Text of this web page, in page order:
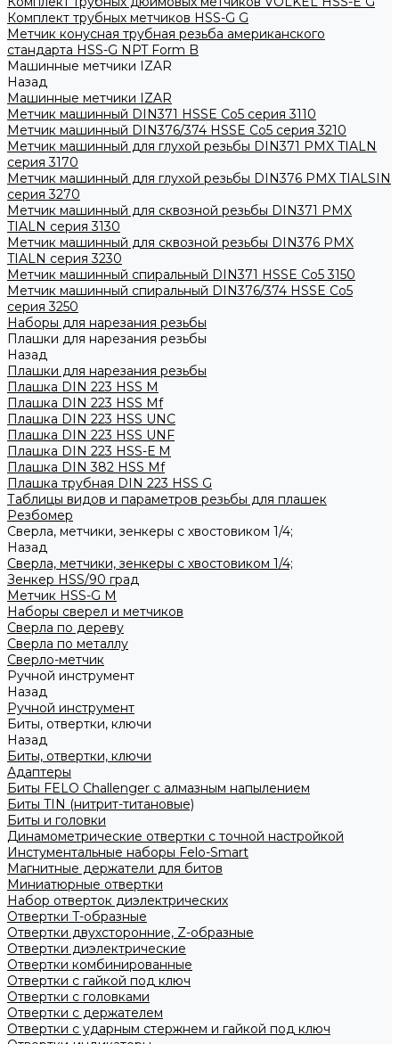
Комплект трубных метчиков HSS-G G
Метчик конусная трубная резьба американского
стандарта HSS-G NPT Form B
Машинные метчики IZAR
Назад
Машинные метчики IZAR
Метчик машинный DIN371 HSSE Co5 серия 3110
Метчик машинный DIN376/374 HSSE Co5 серия 3210
Метчик машинный для глухой резьбы DIN371 PMX TIALN
серия 3170
Метчик машинный для глухой резьбы DIN376 PMX TIALSIN
серия 3270
Метчик машинный для сквозной резьбы DIN371 PMX
TIALN серия 3130
Метчик машинный для сквозной резьбы DIN376 PMX
TIALN серия 3230
Метчик машинный спиральный DIN371 HSSE Co5 3150
Метчик машинный спиральный DIN376/374 HSSE Co5
серия 3250
Наборы для нарезания резьбы
Плашки для нарезания резьбы
Назад
Плашки для нарезания резьбы
Плашка DIN 223 HSS M
Плашка DIN 223 HSS Mf
Плашка DIN 223 HSS UNC
Плашка DIN 223 HSS UNF
Плашка DIN 223 HSS-Е M
Плашка DIN 382 HSS Mf
Плашка трубная DIN 223 HSS G
Таблицы видов и параметров резьбы для плашек
Резбомер
Сверла, метчики, зенкеры с хвостовиком 1/4;
Назад
Сверла, метчики, зенкеры с хвостовиком 1/4;
Зенкер HSS/90 град
Метчик HSS-G М
Наборы сверел и метчиков
Сверла по дереву
Сверла по металлу
Сверло-метчик
Ручной инструмент
Назад
Ручной инструмент
Биты, отвертки, ключи
Назад
Биты, отвертки, ключи
Адаптеры
Биты FELO Challenger с алмазным напылением
Биты TIN (нитрит-титановые)
Биты и головки
Динамометрические отвертки с точной настройкой
Инстументальные наборы Felo-Smart
Магнитные держатели для битов
Миниатюрные отвертки
Набор отверток диэлектрических
Отвертки T-образные
Отвертки двухсторонние, Z-образные
Отвертки диэлектрические
Отвертки комбинированные
Отвертки с гайкой под ключ
Отвертки с головками
Отвертки с держателем
Отвертки с ударным стержнем и гайкой под ключ